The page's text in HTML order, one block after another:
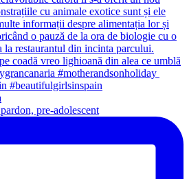
pre-adolescent